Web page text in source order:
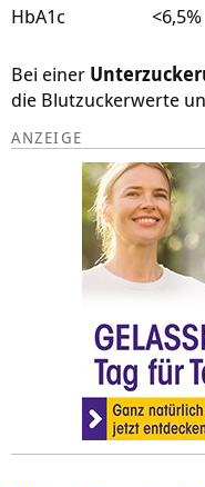
HbA1c <6,5%
Bei einer
die Blutzuckerwerte